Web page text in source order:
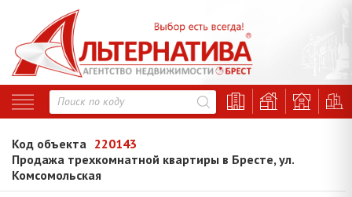
Код объекта 220143
Продажа трехкомнатной квартиры в Бресте, ул.
Комсомольская